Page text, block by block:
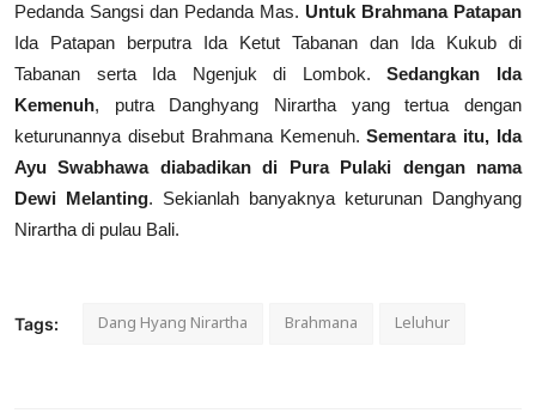
Pedanda Sangsi dan Pedanda Mas. Untuk Brahmana Patapan
Ida Patapan berputra Ida Ketut Tabanan dan Ida Kukub di
Tabanan serta Ida Ngenjuk di Lombok.Sedangkan Ida
Kemenuh, putra Danghyang Nirartha yang tertua dengan
keturunannya disebut Brahmana Kemenuh.Sementara itu, Ida
Ayu Swabhawa diabadikan di Pura Pulaki dengan nama
Dewi Melanting. Sekianlah banyaknya keturunan Danghyang
Nirartha di pulau Bali.
Tags: Dang Hyang Nirartha Brahmana Leluhur